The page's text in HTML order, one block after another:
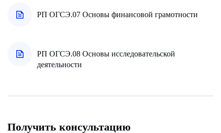
РП ОГСЭ.07 Основы финансовой грамотности
РП ОГСЭ.08 Основы исследовательской
деятельности
Получить консультацию